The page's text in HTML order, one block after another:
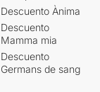
Descuento Ànima
Descuento
Mamma mia
Descuento
Germans de sang